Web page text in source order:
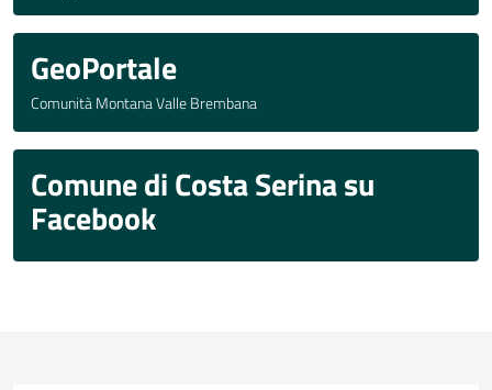
GeoPortale
Comunità Montana Valle Brembana
Comune di Costa Serina su
Facebook